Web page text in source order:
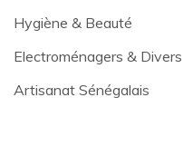
Hygiène & Beauté
Electroménagers & Divers
Artisanat Sénégalais